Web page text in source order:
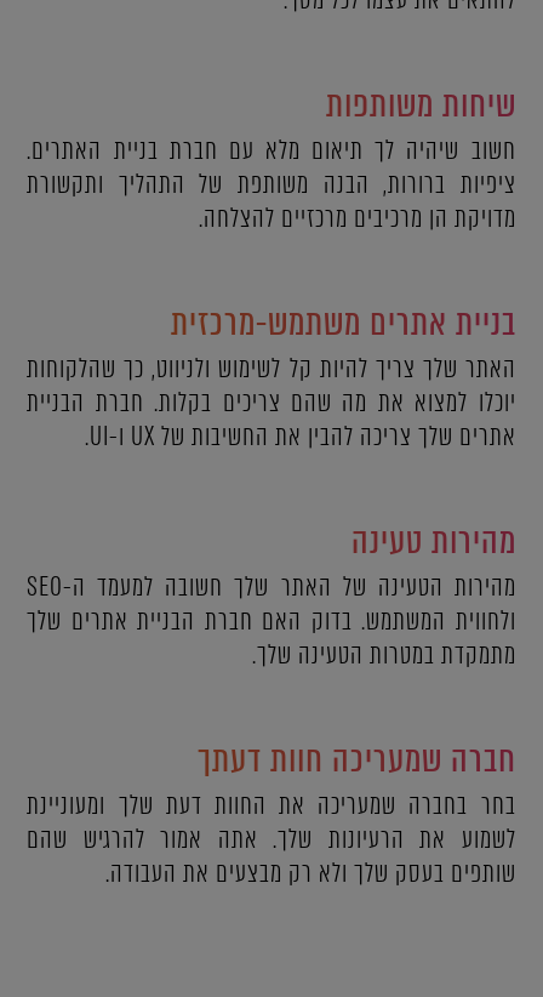
שיחות משותפות
חשוב שיהיה לך תיאום מלא עם חברת בניית האתרים.
ציפיות ברורות, הבנה משותפת של התהליך ותקשורת
מדויקת הן מרכיבים מרכזיים להצלחה.
בניית אתרים משתמש-מרכזית
האתר שלך צריך להיות קל לשימוש ולניווט, כך שהלקוחות
יוכלו למצוא את מה שהם צריכים בקלות. חברת הבניית
אתרים שלך צריכה להבין את החשיבות של UX ו-UI.
מהירות טעינה
מהירות הטעינה של האתר שלך חשובה למעמד ה-SEO
ולחווית המשתמש. בדוק האם חברת הבניית אתרים שלך
מתמקדת במטרות הטעינה שלך.
חברה שמעריכה חוות דעתך
בחר בחברה שמעריכה את החוות דעת שלך ומעוניינת
לשמוע את הרעיונות שלך. אתה אמור להרגיש שהם
שותפים בעסק שלך ולא רק מבצעים את העבודה.